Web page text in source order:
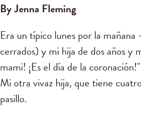
By Jenna Fleming
Era un típico lunes por la
cerrados) y mi hija de dos años y
mami! ¡Es el día de la
Mi otra vivaz hija, que tiene
pasillo.